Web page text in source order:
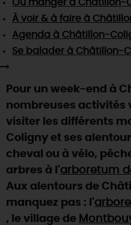
TOUTES
Visitesgourmandeset
Vins etvignobles
Chic,une aire de pique-
Par ici lesguinguettes
La Route des Métiers
TOUT
Des vacances
(re)Découvrir les
Une
Rendez-vous
Des sorties en
Programme des
SE REPÉRER,
INFOS &
Où manger à Châtillon-
À voir & à faire à
Agenda à Châtillon-
Se balader à Châtillon-
Pour un week-end à
nombreuses activités
visiter les différents
Coligny et ses
cheval ou à vélo,
arbres à l'arboretum
Aux alentours de
manquez pas : l'
, le village de